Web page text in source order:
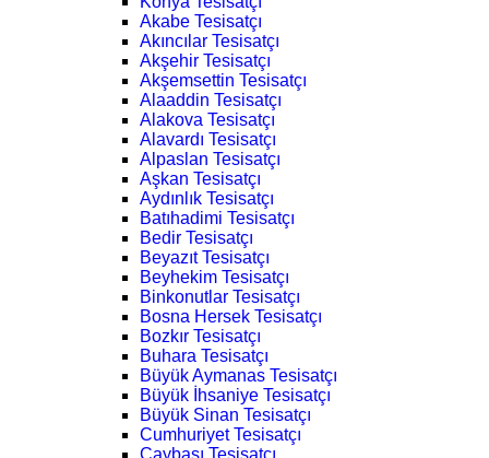
Akabe Tesisatçı
Akıncılar Tesisatçı
Akşehir Tesisatçı
Akşemsettin Tesisatçı
Alaaddin Tesisatçı
Alakova Tesisatçı
Alavardı Tesisatçı
Alpaslan Tesisatçı
Aşkan Tesisatçı
Aydınlık Tesisatçı
Batıhadimi Tesisatçı
Bedir Tesisatçı
Beyazıt Tesisatçı
Beyhekim Tesisatçı
Binkonutlar Tesisatçı
Bosna Hersek Tesisatçı
Bozkır Tesisatçı
Buhara Tesisatçı
Büyük Aymanas Tesisatçı
Büyük İhsaniye Tesisatçı
Büyük Sinan Tesisatçı
Cumhuriyet Tesisatçı